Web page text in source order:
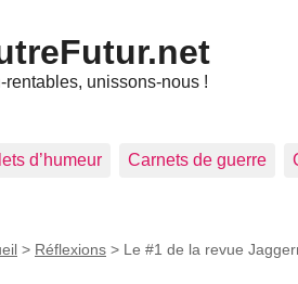
rentables, unissons-nous !
d’humeur Carnets de guerre
> Réflexions > Le #1 de la revue